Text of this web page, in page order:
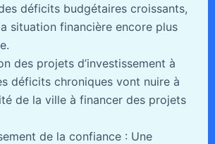
déficits budgétaires croissants,
situation financière encore plus
des projets d’investissement à
déficits chroniques vont nuire à
de la ville à financer des projets
de la confiance : Une